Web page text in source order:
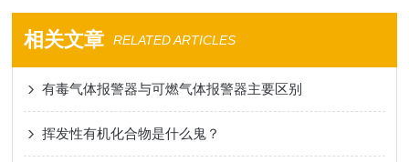
相关文章 RELATED ARTICLES
有毒气体报警器与可燃气体报警器主要区别
挥发性有机化合物是什么鬼？